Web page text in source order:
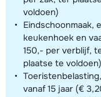
voldoen)
Eindschoonmaak,
keukenhoek en
150,- per verblijf,
plaatse te voldoen)
Toeristenbelasting,
vanaf 15 jaar (€